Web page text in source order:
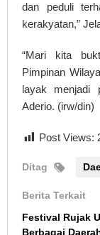
dan peduli
kerakyatan,”
“Mari kita
Pimpinan
layak menjadi
Aderio. (irw/din)
Post Views:
Ditag
Berita Terkait
Festival Rujak
Berbagai